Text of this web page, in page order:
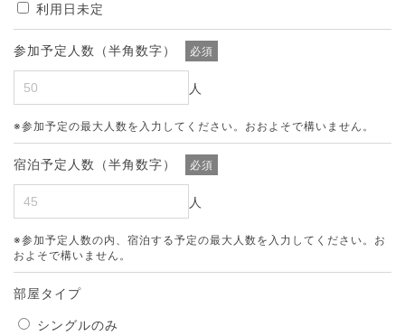
利用日未定
参加予定人数（半角数字） 必須
人
※参加予定の最大人数を入力してください。おおよそで構いません。
宿泊予定人数（半角数字） 必須
人
※参加予定人数の内、宿泊する予定の最大人数を入力してください。お
およそで構いません。
部屋タイプ
シングルのみ